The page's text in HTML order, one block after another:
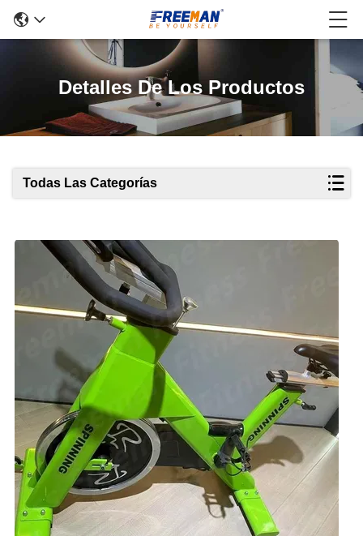
Detalles De Los Productos
Todas Las Categorías